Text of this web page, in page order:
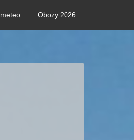
meteo Obozy 2026